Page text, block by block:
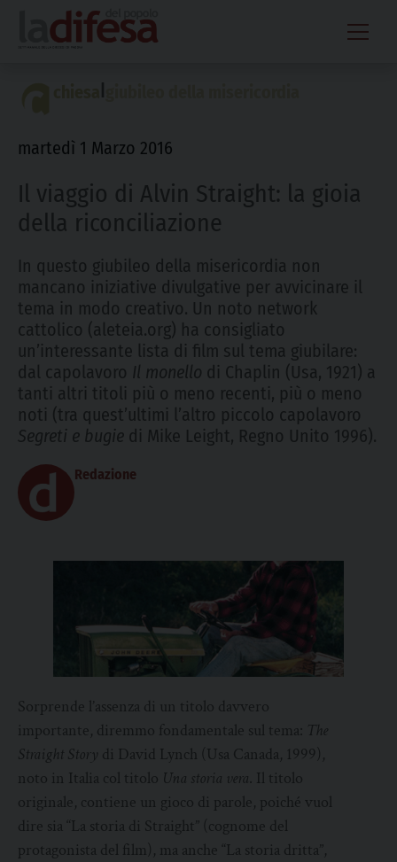
content
martedì 1 Marzo 2016
Il viaggio di Alvin Straight: la gioia
della riconciliazione
In questo giubileo della misericordia non
mancano iniziative divulgative per avvicinare il
tema in modo creativo. Un noto network
cattolico (aleteia.org) ha consigliato
un’interessante lista di film sul tema giubilare:
dal capolavoro Il monello di Chaplin (Usa, 1921) a
tanti altri titoli più o meno recenti, più o meno
noti (tra quest’ultimi l’altro piccolo capolavoro
Segreti e bugie di Mike Leight, Regno Unito 1996).
Redazione
Sorprende l’assenza di un titolo davvero
importante, diremmo fondamentale sul tema: The
Straight Story di David Lynch (Usa Canada, 1999),
noto in Italia col titolo Una storia vera . Il titolo
originale, contiene un gioco di parole, poiché vuol
dire sia “La storia di Straight” (cognome del
protagonista del film), ma anche “La storia dritta”,